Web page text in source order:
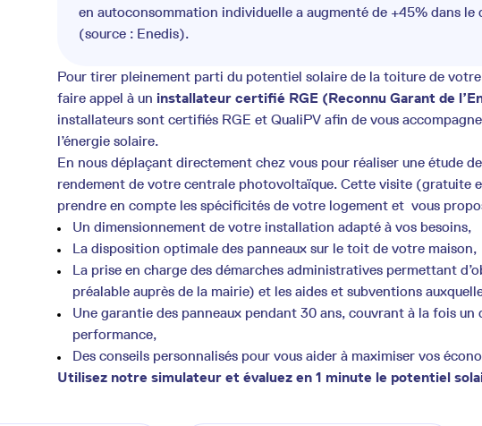
en autoconsommation individuelle a augmenté de +45% dans
(source : Enedis).
Pour tirer pleinement parti du potentiel solaire de la toiture de
faire appel à un installateur certifié RGE (Reconnu Garant de
installateurs sont certifiés RGE et QualiPV afin de vous
l’énergie solaire.
En nous déplaçant directement chez vous pour réaliser une étude
rendement de votre centrale photovoltaïque. Cette visite (gratuite
prendre en compte les spécificités de votre logement et vous
Un dimensionnement de votre installation adapté à vos besoins,
La disposition optimale des panneaux sur le toit de votre maison,
La prise en charge des démarches administratives permettant
préalable auprès de la mairie) et les aides et subventions
Une garantie des panneaux pendant 30 ans, couvrant à la fois
performance,
Des conseils personnalisés pour vous aider à maximiser vos
Utilisez notre simulateur et évaluez en 1 minute le potentiel